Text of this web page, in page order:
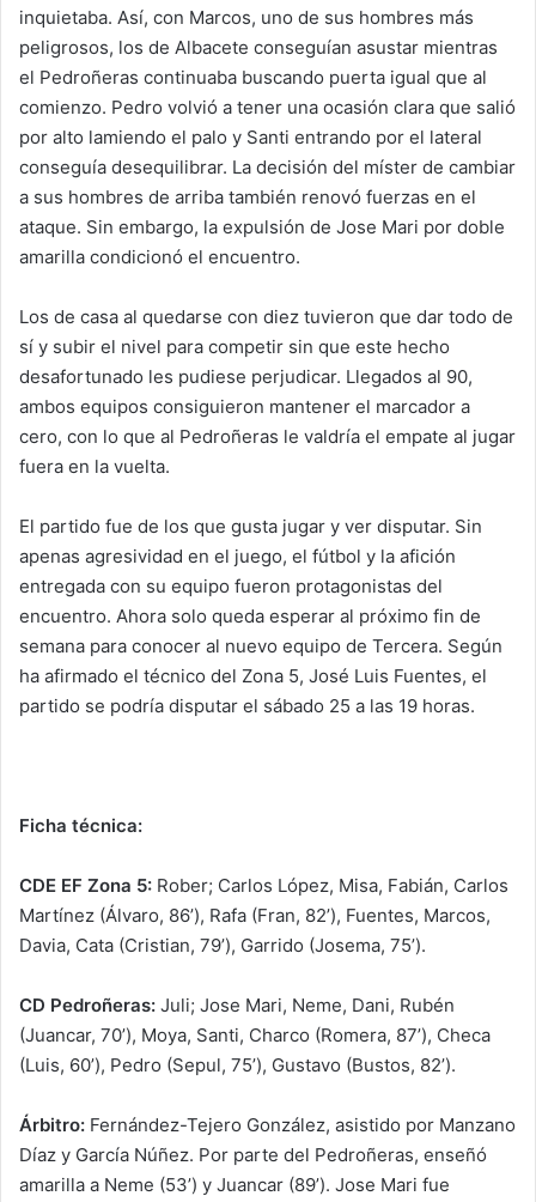
inquietaba. Así, con Marcos, uno de sus hombres más
peligrosos, los de Albacete conseguían asustar mientras
el Pedroñeras continuaba buscando puerta igual que al
comienzo. Pedro volvió a tener una ocasión clara que salió
por alto lamiendo el palo y Santi entrando por el lateral
conseguía desequilibrar. La decisión del míster de cambiar
a sus hombres de arriba también renovó fuerzas en el
ataque. Sin embargo, la expulsión de Jose Mari por doble
amarilla condicionó el encuentro.
Los de casa al quedarse con diez tuvieron que dar todo de
sí y subir el nivel para competir sin que este hecho
desafortunado les pudiese perjudicar. Llegados al 90,
ambos equipos consiguieron mantener el marcador a
cero, con lo que al Pedroñeras le valdría el empate al jugar
fuera en la vuelta.
El partido fue de los que gusta jugar y ver disputar. Sin
apenas agresividad en el juego, el fútbol y la afición
entregada con su equipo fueron protagonistas del
encuentro. Ahora solo queda esperar al próximo fin de
semana para conocer al nuevo equipo de Tercera. Según
ha afirmado el técnico del Zona 5, José Luis Fuentes, el
partido se podría disputar el sábado 25 a las 19 horas.
Ficha técnica:
CDE EF Zona 5: Rober; Carlos López, Misa, Fabián, Carlos
Martínez (Álvaro, 86’), Rafa (Fran, 82’), Fuentes, Marcos,
Davia, Cata (Cristian, 79’), Garrido (Josema, 75’).
CD Pedroñeras: Juli; Jose Mari, Neme, Dani, Rubén
(Juancar, 70’), Moya, Santi, Charco (Romera, 87’), Checa
(Luis, 60’), Pedro (Sepul, 75’), Gustavo (Bustos, 82’).
Árbitro: Fernández-Tejero González, asistido por Manzano
Díaz y García Núñez. Por parte del Pedroñeras, enseñó
amarilla a Neme (53’) y Juancar (89’). Jose Mari fue